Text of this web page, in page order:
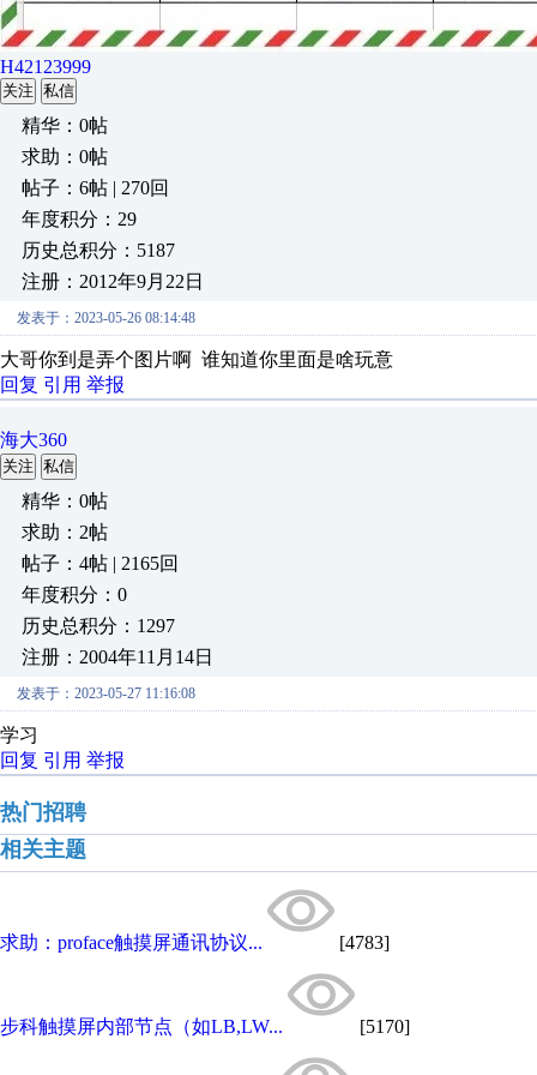
H42123999
关注 私信
精华：0帖
求助：0帖
帖子：6帖 | 270回
年度积分：29
历史总积分：5187
注册：2012年9月22日
发表于：2023-05-26 08:14:48
大哥你到是弄个图片啊 谁知道你里面是啥玩意
回复 引用 举报
海大360
关注 私信
精华：0帖
求助：2帖
帖子：4帖 | 2165回
年度积分：0
历史总积分：1297
注册：2004年11月14日
发表于：2023-05-27 11:16:08
学习
回复 引用 举报
热门招聘
相关主题
求助：proface触摸屏通讯协议... [4783]
步科触摸屏内部节点（如LB,LW... [5170]